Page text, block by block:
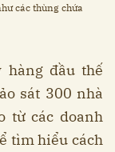
các thùng chứa
hàng đầu thế
sát 300 nhà
từ các doanh
tìm hiểu cách